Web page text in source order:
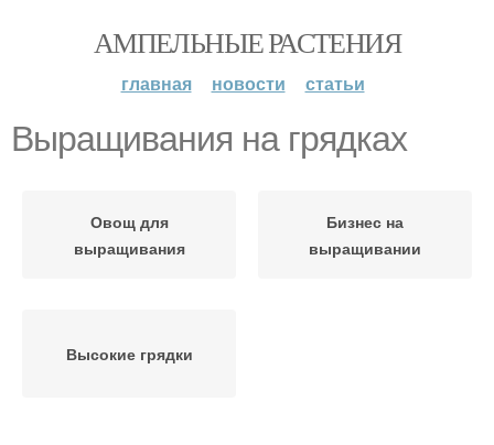
АМПЕЛЬНЫЕ РАСТЕНИЯ
главная новости статьи
Выращивания на грядках
Овощ для
выращивания
Бизнес на
выращивании
Высокие грядки